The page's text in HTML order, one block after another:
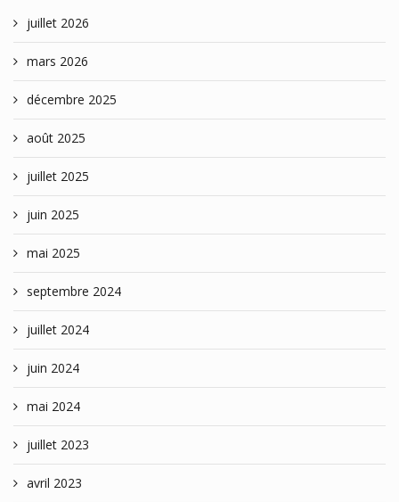
juillet 2026
mars 2026
décembre 2025
août 2025
juillet 2025
juin 2025
mai 2025
septembre 2024
juillet 2024
juin 2024
mai 2024
juillet 2023
avril 2023